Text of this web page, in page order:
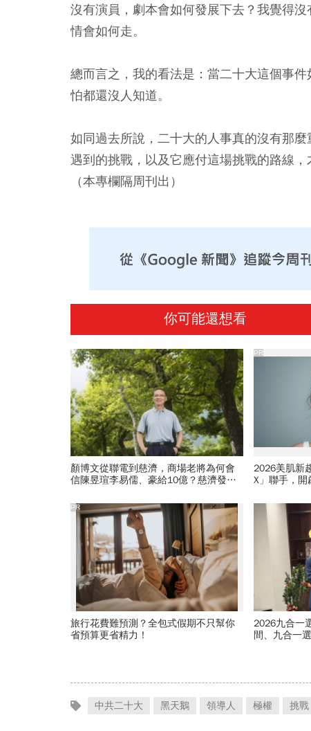
沒有演員，劇本會如何發展下去？我覺得
情會如何走。
總而言之，我的看法是：當二十大這個事
怕都還沒人知道。
如同過去所說，二十大的人事真的沒有那
遇到的挑戰，以及它應付這場挑戰的路線，
（本專欄隔周刊出）
你可能還想看
顏博文從聯電到慈濟，商場老將為何會
信陳昱瑄李易儒、豪給10億？慈濟發
2026美肌新
X」聯手，
PR
旅行花費難預測？全包式假期不只幫你
省預算更省精力！
PR
2026九合一
間、九合一
中共二十大 黑天鵝 領導人 極權 挑戰